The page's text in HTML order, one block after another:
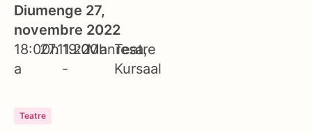
Diumenge 27,
novembre 2022
18:00h
a
27.11.22
19:00h
-
Manresa
Teatre
Kursaal
Teatre